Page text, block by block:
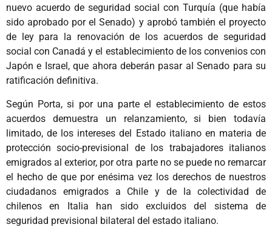
nuevo acuerdo de seguridad social con Turquía (que había
sido aprobado por el Senado) y aprobó también el proyecto
de ley para la renovación de los acuerdos de seguridad
social con Canadá y el establecimiento de los convenios con
Japón e Israel, que ahora deberán pasar al Senado para su
ratificación definitiva.
Según Porta, si por una parte el establecimiento de estos
acuerdos demuestra un relanzamiento, si bien todavía
limitado, de los intereses del Estado italiano en materia de
protección socio-previsional de los trabajadores italianos
emigrados al exterior, por otra parte no se puede no remarcar
el hecho de que por enésima vez los derechos de nuestros
ciudadanos emigrados a Chile y de la colectividad de
chilenos en Italia han sido excluidos del sistema de
seguridad previsional bilateral del estado italiano.